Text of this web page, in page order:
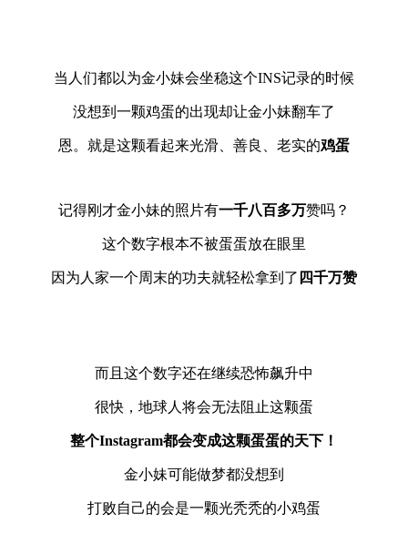
当人们都以为金小妹会坐稳这个INS记录的时候
没想到一颗鸡蛋的出现却让金小妹翻车了
恩。就是这颗看起来光滑、善良、老实的鸡蛋
记得刚才金小妹的照片有一千八百多万赞吗？
这个数字根本不被蛋蛋放在眼里
因为人家一个周末的功夫就轻松拿到了 四千万赞
而且这个数字还在继续恐怖飙升中
很快，地球人将会无法阻止这颗蛋
整个Instagram都会变成这颗蛋蛋的天下！
金小妹可能做梦都没想到
打败自己的会是一颗光秃秃的小鸡蛋